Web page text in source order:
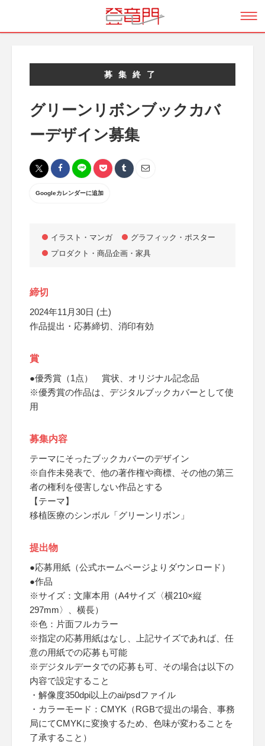
募集終了
グリーンリボンブックカバ
ーデザイン募集
Googleカレンダーに追加
イラスト・マンガ
グラフィック・ポスター
プロダクト・商品企画・家具
締切
2024年11月30日 (土)
作品提出・応募締切、消印有効
賞
●優秀賞（1点） 賞状、オリジナル記念品
※優秀賞の作品は、デジタルブックカバーとして使
用
募集内容
テーマにそったブックカバーのデザイン
※自作未発表で、他の著作権や商標、その他の第三
者の権利を侵害しない作品とする
【テーマ】
移植医療のシンボル「グリーンリボン」
提出物
●応募用紙（公式ホームページよりダウンロード）
●作品
※サイズ：文庫本用（A4サイズ〈横210×縦
297mm〉、横長）
※色：片面フルカラー
※指定の応募用紙はなし、上記サイズであれば、任
意の用紙での応募も可能
※デジタルデータでの応募も可、その場合は以下の
内容で設定すること
・解像度350dpi以上のai/psdファイル
・カラーモード：CMYK（RGBで提出の場合、事務
局にてCMYKに変換するため、色味が変わることを
了承すること）